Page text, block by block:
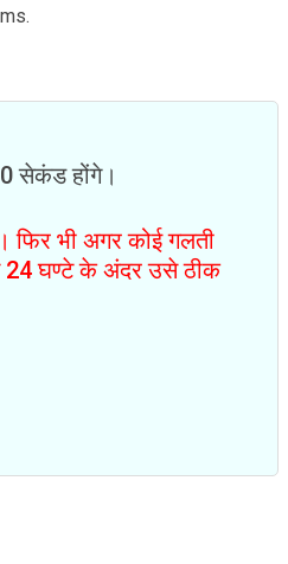
सेकंड होंगे।
फिर भी अगर कोई गलती
24 घण्टे के अंदर उसे ठीक